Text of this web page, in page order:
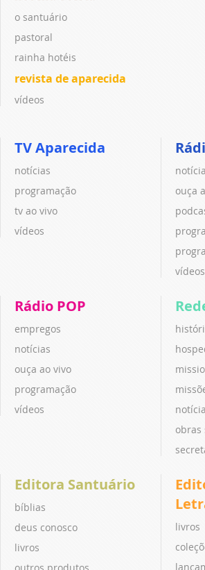
o santuário
pastoral
rainha hotéis
revista de aparecida
vídeos
TV Aparecida
notícias
programação
tv ao vivo
vídeos
ouça
vídeos
Rádio POP
empregos
notícias
ouça ao vivo
programação
vídeos
obras
Editora Santuário
bíblias
deus conosco
livros
outros produtos
livros